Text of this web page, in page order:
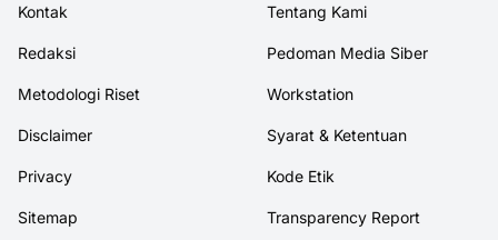
Kontak Tentang Kami
Redaksi Pedoman Media Siber
Metodologi Riset Workstation
Disclaimer Syarat & Ketentuan
Privacy Kode Etik
Sitemap Transparency Report